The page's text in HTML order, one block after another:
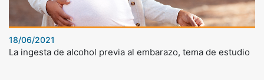
18/06/2021
La ingesta de alcohol previa al embarazo, tema de estudio